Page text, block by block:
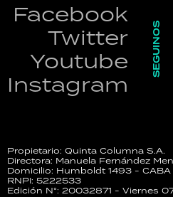
Facebook
Twitter
Youtube
Instagram
SEGUINOS
Propietario: Quinta Columna S.A.
Directora: Manuela Fernández
Domicilio: Humboldt 1493 - CABA
RNPI: 5222533
Edición N°: 20032871 - Viernes